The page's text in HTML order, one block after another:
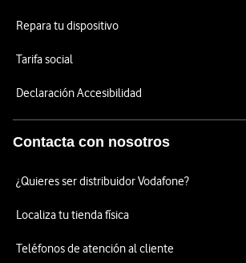
Repara tu dispositivo
Tarifa social
Declaración Accesibilidad
Contacta con nosotros
¿Quieres ser distribuidor Vodafone?
Localiza tu tienda física
Teléfonos de atención al cliente